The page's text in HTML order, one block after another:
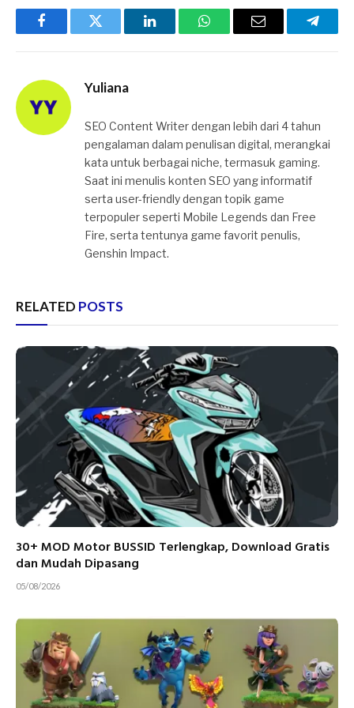
FacebookTwitter LinkedInWhatsAppEmail
Yuliana
SEO Content Writer dengan lebih dari 4 tahun
pengalaman dalam penulisan digital, merangkai
kata untuk berbagai niche, termasuk gaming.
Saat ini menulis konten SEO yang informatif
serta user-friendly dengan topik game
terpopuler seperti Mobile Legends dan Free
Fire, serta tentunya game favorit penulis,
Genshin Impact.
RELATED POSTS
30+ MOD Motor BUSSID Terlengkap, Download Gratis
dan Mudah Dipasang
05/08/2026